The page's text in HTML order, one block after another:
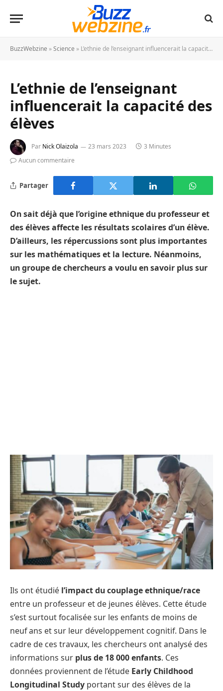
BuzzWebzine »Science » L’ethnie de l’enseignant influencerait la capacité des élèves
L’ethnie de l’enseignant
influencerait la capacité des
élèves
Par Nick Olaizola 23 mars 2023
3 Minutes
Aucun commentaire
Partager
On sait déjà que l’origine ethnique du professeur et
des élèves affecte les résultats scolaires d’un élève.
D’ailleurs, les répercussions sont plus importantes
sur les mathématiques et la lecture. Néanmoins,
un groupe de chercheurs a voulu en savoir plus sur
le sujet.
Ils ont étudié l’impact du couplage ethnique/race
entre un professeur et de jeunes élèves. Cette étude
s’est surtout focalisée sur les enfants de moins de
neuf ans et sur leur développement cognitif. Dans le
cadre de ces travaux, les chercheurs ont analysé des
informations sur plus de 18 000 enfants. Ces
données proviennent de l’étude Early Childhood
Longitudinal Study portant sur des élèves de la